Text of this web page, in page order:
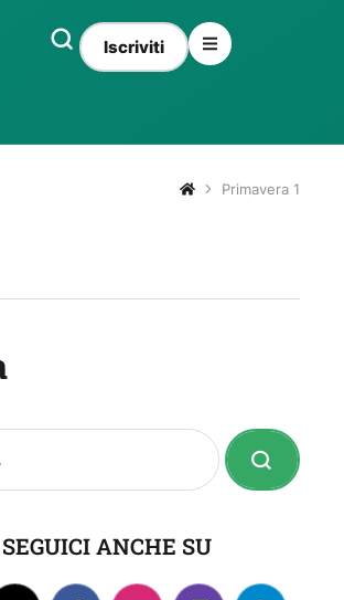
Iscriviti
Primavera 1
SEGUICI ANCHE SU